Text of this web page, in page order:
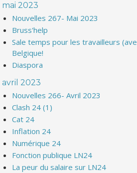
mai 2023
Nouvelles 267- Mai 2023
Bruss'help
Sale temps pour les travailleurs
Belgique!
Diaspora
avril 2023
Nouvelles 266- Avril 2023
Clash 24 (1)
Cat 24
Inflation 24
Numérique 24
Fonction publique LN24
La peur du salaire sur LN24